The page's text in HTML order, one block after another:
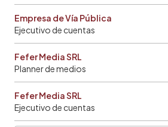
Empresa de Vía Pública
Ejecutivo de cuentas
Fefer Media SRL
Planner de medios
Fefer Media SRL
Ejecutivo de cuentas